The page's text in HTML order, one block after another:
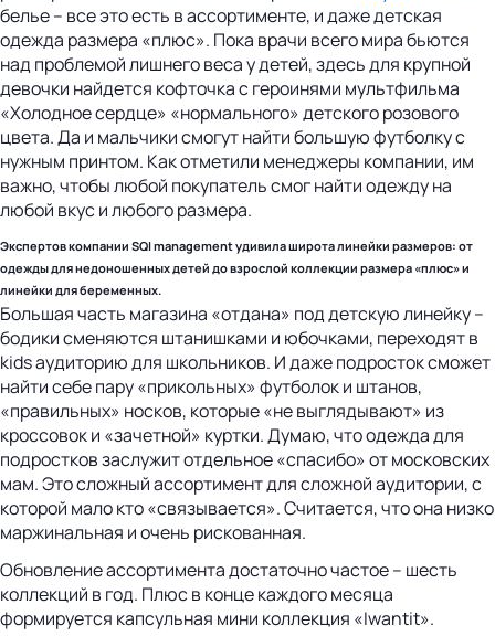
белье – все это есть в ассортименте, и даже детская
одежда размера «плюс». Пока врачи всего мира бьются
над проблемой лишнего веса у детей, здесь для крупной
девочки найдется кофточка с героинями мультфильма
«Холодное сердце» «нормального» детского розового
цвета. Да и мальчики смогут найти большую футболку с
нужным принтом. Как отметили менеджеры компании, им
важно, чтобы любой покупатель смог найти одежду на
любой вкус и любого размера.
Экспертов компании SQI management удивила широта линейки размеров: от
одежды для недоношенных детей до взрослой коллекции размера «плюс» и
линейки для беременных.
Большая часть магазина «отдана» под детскую линейку –
бодики сменяются штанишками и юбочками, переходят в
kids аудиторию для школьников. И даже подросток сможет
найти себе пару «прикольных» футболок и штанов,
«правильных» носков, которые «не выглядывают» из
кроссовок и «зачетной» куртки. Думаю, что одежда для
подростков заслужит отдельное «спасибо» от московских
мам. Это сложный ассортимент для сложной аудитории, с
которой мало кто «связывается». Считается, что она низко
маржинальная и очень рискованная.
Обновление ассортимента достаточно частое – шесть
коллекций в год. Плюс в конце каждого месяца
формируется капсульная мини коллекция «Iwantit».